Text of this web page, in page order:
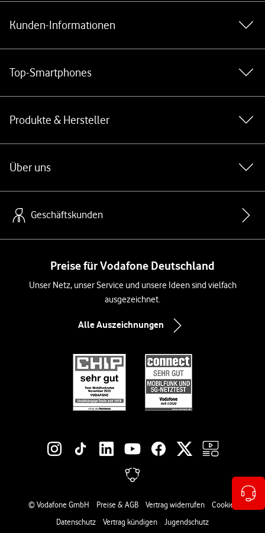
Kunden-Informationen
Top-Smartphones
Produkte & Hersteller
Über uns
Geschäftskunden
Preise für Vodafone Deutschland
Unser Netz, unser Service und unsere Ideen sind vielfach
ausgezeichnet.
Alle Auszeichnungen
Social-Media-Links
Rechtliche Links
© Vodafone GmbH Preise & AGB Vertrag widerrufen
Cookies
Datenschutz
Vertrag kündigen Jugendschutz